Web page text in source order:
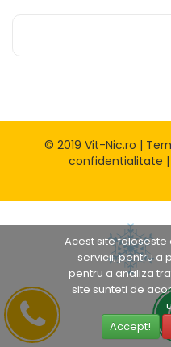
© 2019 Vit-Nic.ro |
confidentialitate |
Acest site
servicii, pentru a
pentru a analiza
site sunteti de
Accept!